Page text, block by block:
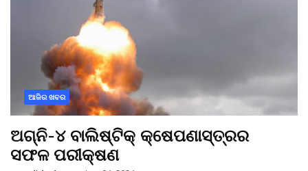
ଆଜିର ଖବର
ଅଗ୍ନି-୪ ବାଲିଷ୍ଟିକ୍ କ୍ଷେପଣାସ୍ତ୍ରର
ସଫଳ ପରୀକ୍ଷଣ